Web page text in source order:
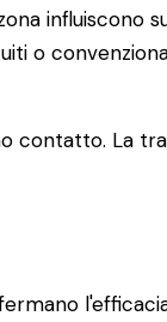
influiscono
o
La